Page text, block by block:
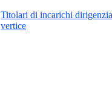
Titolari di incarichi
vertice